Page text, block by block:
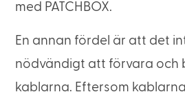
med PATCHBOX.
En annan fördel är att det
nödvändigt att förvara och
kablarna. Eftersom